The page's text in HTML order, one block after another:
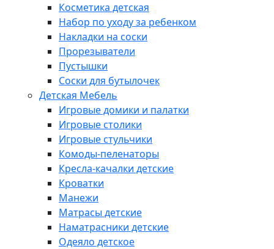
Косметика детская
Набор по уходу за ребенком
Накладки на соски
Прорезыватели
Пустышки
Соски для бутылочек
Детская Мебель
Игровые домики и палатки
Игровые столики
Игровые стульчики
Комоды-пеленаторы
Кресла-качалки детские
Кроватки
Манежи
Матрасы детские
Наматрасники детские
Одеяло детское